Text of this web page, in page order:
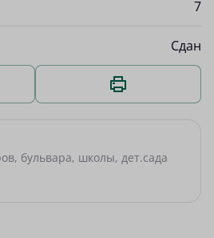
7
Сдан
бульвара, школы, дет.сада